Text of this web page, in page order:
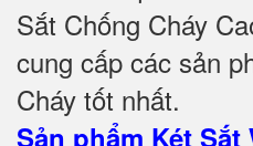
Sắt Chống Cháy
cung cấp các sản
Cháy tốt nhất.
Sản phẩm Két